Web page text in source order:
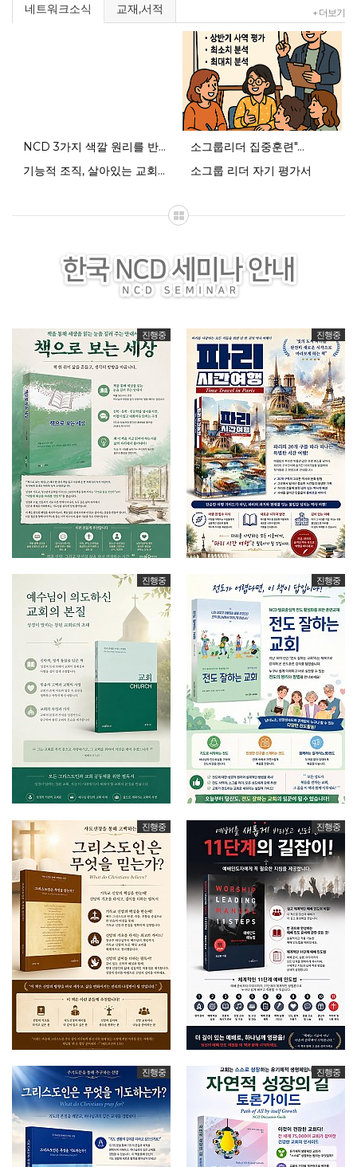
소그룹리더 집중훈련" 1회차…
기능적 조직, 살아있는 교회를 위한 …
NCD 3가지 색깔 원리를 반영한 설…
네트워크소식 교재,서적 + 더보기
NCD 3가지 색깔 원리를 반…
소그룹리더 집중훈련"…
기능적 조직, 살아있는 교회를…
소그룹 리더 자기 평가서
진행중 진행중
진행중 진행중
진행중 진행중
진행중 진행중